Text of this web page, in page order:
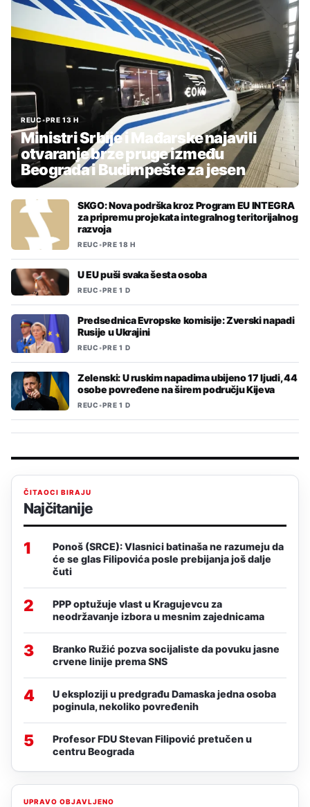
REUC•PRE 13 H
Ministri Srbije i Mađarske najavili
otvaranje brze pruge između
Beograda i Budimpešte za jesen
SKGO: Nova podrška kroz Program EU INTEGRA
za pripremu projekata integralnog teritorijalnog
razvoja
REUC•PRE 18 H
U EU puši svaka šesta osoba
REUC•PRE 1 D
Predsednica Evropske komisije: Zverski napadi
Rusije u Ukrajini
REUC•PRE 1 D
Zelenski: U ruskim napadima ubijeno 17 ljudi, 44
osobe povređene na širem području Kijeva
REUC•PRE 1 D
ČITAOCI BIRAJU
Najčitanije
1
Ponoš (SRCE): Vlasnici batinaša ne razumeju da
će se glas Filipovića posle prebijanja još dalje
čuti
2
PPP optužuje vlast u Kragujevcu za
neodržavanje izbora u mesnim zajednicama
3
Branko Ružić pozva socijaliste da povuku jasne
crvene linije prema SNS
4
U eksploziji u predgrađu Damaska jedna osoba
poginula, nekoliko povređenih
5
Profesor FDU Stevan Filipović pretučen u
centru Beograda
UPRAVO OBJAVLJENO